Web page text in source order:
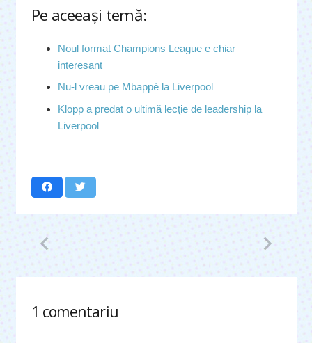
Pe aceeaşi temă:
Noul format Champions League e chiar
interesant
Nu-l vreau pe Mbappé la Liverpool
Klopp a predat o ultimă lecţie de leadership la
Liverpool
1 comentariu
.